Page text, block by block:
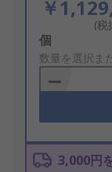
￥
(税
Add
to
Basket
個
数量を選択ま
3,000円